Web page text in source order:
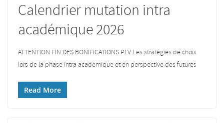
Calendrier mutation intra
académique 2026
ATTENTION FIN DES BONIFICATIONS PLV Les stratégies de choix
lors de la phase intra académique et en perspective des futures
Read More